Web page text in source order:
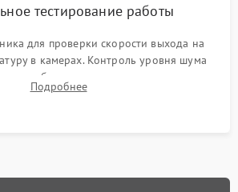
тестирование работы
для проверки скорости выхода на
в камерах. Контроль уровня шума
обмерзания стенок и корректного
системы автоматической оттайки.
Подробнее